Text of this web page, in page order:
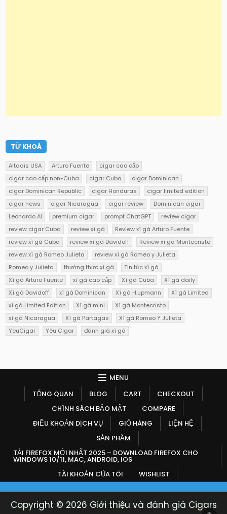
TỪ KHOÁ
Altadis USA Arturo Fuente
cigar cao cấp
cigar cao cấp non-Cuba
cigar Cuba
cigar Dominican
cigar Dominican Republic
cigar Honduras
cigar limited edition
cigar news
cigar Nicaragua cigar review
Dominican cigar
Leonardo AI
premium cigar prompt ChatGPT
review cigar
review cigar Cuba
review xì gà
Review xì gà Arturo Fuente
review xì gà Cuba
review xì gà Davidoff
Review xì gà Montecristo
review xì gà Romeo Julieta
review xì gà Romeo y Julieta
Romeo y Julieta
thưởng thức xì gà
Tin tức xì gà
Xì gà Arturo Fuente
xì gà cao cấp Xì gà Cuba
Xì gà daily
Xì gà Davidoff
xì gà Dominican Xì gà H.upmann
Xì gà Limited
xì gà Limited Edition
Xì gà mini
Xì gà Montecristo
xì gà Nicaragua
Xì gà Partagas
Xì gà Romeo Y Julieta
YeuCigar
Yêu Cigar đánh giá xì gà
MENU
TỔNG QUAN
BLOG CART
CHECKOUT
CHÍNH SÁCH BẢO MẬT
COMPARE
ĐIỀU KHOẢN DỊCH VỤ
GIỎ HÀNG
LIỆN HỆ
SẢN PHẨM
TẢI FIREFOX MỚI NHẤT 2025 – DOWNLOAD FIREFOX CHO
WINDOWS 10/11, MAC, ANDROID, IOS
TÀI KHOẢN CỦA TÔI
WISHLIST
Copyright © 2026 Giới thiệu và đánh giá Cigars